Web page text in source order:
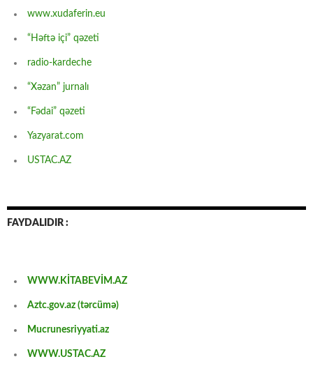
www.xudaferin.eu
“Həftə içi” qəzeti
radio-kardeche
“Xəzan” jurnalı
“Fədai” qəzeti
Yazyarat.com
USTAC.AZ
FAYDALIDIR :
WWW.KİTABEVİM.AZ
Aztc.gov.az (tərcümə)
Mucrunesriyyati.az
WWW.USTAC.AZ